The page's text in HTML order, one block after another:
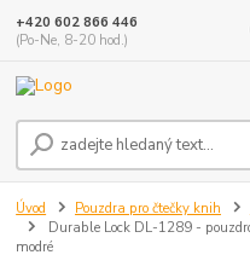
+420 602 866 446
(Po-Ne, 8-20 hod.)
Úvod Pouzdra pro čtečky knih
Durable Lock DL-1289 -
modré